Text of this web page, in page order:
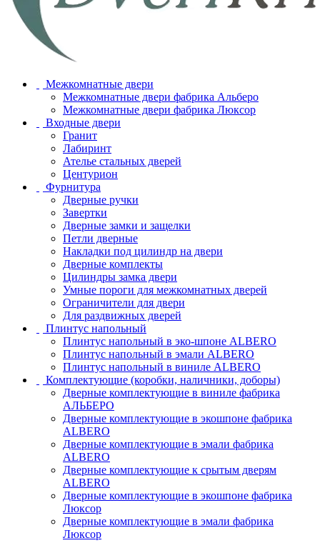
Межкомнатные двери
Межкомнатные двери фабрика Альберо
Межкомнатные двери фабрика Люксор
Входные двери
Гранит
Лабиринт
Ателье стальных дверей
Центурион
Фурнитура
Дверные ручки
Завертки
Дверные замки и защелки
Петли дверные
Накладки под цилиндр на двери
Дверные комплекты
Цилиндры замка двери
Умные пороги для межкомнатных дверей
Ограничители для двери
Для раздвижных дверей
Плинтус напольный
Плинтус напольный в эко-шпоне ALBERO
Плинтус напольный в эмали ALBERO
Плинтус напольный в виниле ALBERO
Комплектующие (коробки, наличники, доборы)
Дверные комплектующие в виниле фабрика
АЛЬБЕРО
Дверные комплектующие в экошпоне фабрика
ALBERO
Дверные комплектующие в эмали фабрика
ALBERO
Дверные комплектующие к срытым дверям
ALBERO
Дверные комплектующие в экошпоне фабрика
Люксор
Дверные комплектующие в эмали фабрика
Люксор